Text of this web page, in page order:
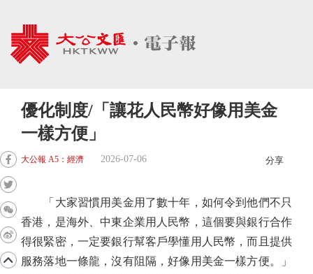
優化制度/「讓花人民幣好像用美金
一樣方便」
大公報 A5：經濟 2026-07-06 分享
「大家習慣用美金用了數十年，如何令到他們不只
香港，是海外、中東企業用人民幣，這個要與銀行合作
得很緊密，一定要銀行幫客戶學懂用人民幣，而且提供
服務落地一條龍，沒有阻隔，好像用美金一樣方便。」